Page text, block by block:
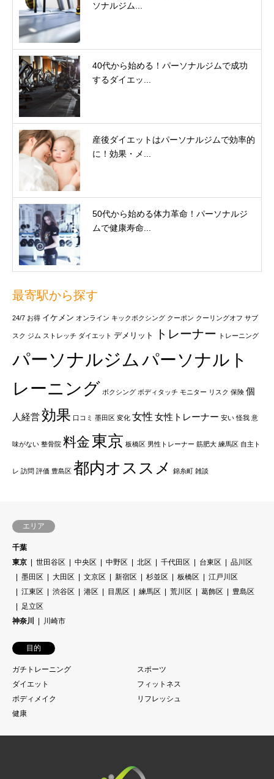
ソナルジム...
40代から始める！パーソナルジムで成功
するダイエッ...
産後ダイエットはパーソナルジムで効率的
に！効果・メ...
50代から始める体力革命！パーソナルジ
ムで健康寿命...
最寄駅から探す
24/7 お得 イケメン オンライン キックボクシング クーポン クーリングオフ サブ
スク ジム ストレッチ ダイエット デメリット トレーナー トレーニング
パーソナルジム パーソナルト
レーニング ボクシング ボディタッチ モニター リスク 保険 個
人経営効果 口コミ 墨田区 変化 女性 女性トレーナー 安い 怪我 意
味がない 整骨院 料金 東京 板橋区 男性トレーナー 筋肥大 練馬区 自主ト
レ 訪問 評価 豊島区 都内オススメ 錦糸町 雑談
エリア
千葉
東京
世田谷区 中央区 中野区 北区 千代田区 台東区
品川区
墨田区
大田区 文京区 新宿区 杉並区 板橋区
江戸川区
江東区
渋谷区 港区 目黒区 練馬区 荒川区 葛飾区
豊島区
足立区
神奈川
川崎市
目的
ガチトレーニング
スポーツ
ダイエット
フィットネス
ボディメイク
リフレッシュ
健康